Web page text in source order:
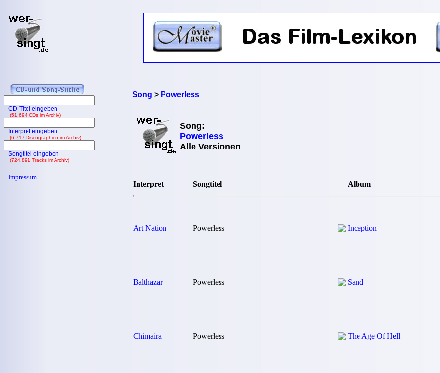
Song > Powerless
Song:
Powerless
Alle Versionen
Interpret Songtitel Album
Art Nation Powerless Inception
Balthazar Powerless Sand
Chimaira Powerless The Age Of Hell
CD-Titel eingeben
(51.694 CDs im Archiv)
Interpret eingeben
(6.717 Discographien im Archiv)
Songtitel eingeben
(724.891 Tracks im Archiv)
Impressum